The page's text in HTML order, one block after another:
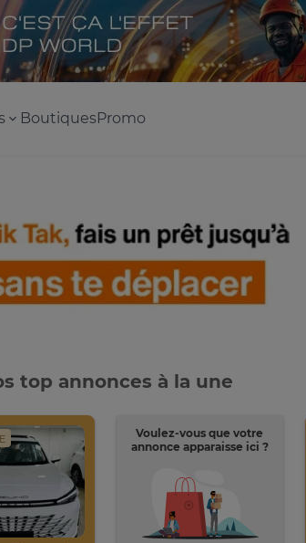
BoutiquesPromo
top annonces à la une
Voulez-vous que votre
annonce apparaisse ici ?